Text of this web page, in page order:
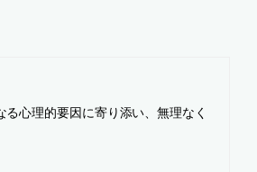
心理的要因に寄り添い、無理なく